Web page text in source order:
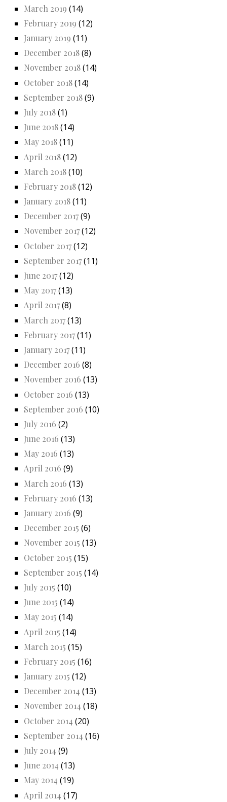
March 2019 (14)
February 2019 (12)
January 2019 (11)
December 2018(8)
November 2018(14)
October 2018(14)
September 2018(9)
July 2018(1)
June 2018(14)
May 2018(11)
April 2018(12)
March 2018(10)
February 2018(12)
January 2018(11)
December 2017(9)
November 2017(12)
October 2017(12)
September 2017(11)
June 2017(12)
May 2017(13)
April 2017(8)
March 2017(13)
February 2017(11)
January 2017(11)
December 2016 (8)
November 2016 (13)
October 2016 (13)
September 2016 (10)
July 2016 (2)
June 2016 (13)
May 2016 (13)
April 2016 (9)
March 2016 (13)
February 2016 (13)
January 2016 (9)
December 2015 (6)
November 2015 (13)
October 2015 (15)
September 2015 (14)
July 2015 (10)
June 2015 (14)
May 2015 (14)
April 2015 (14)
March 2015 (15)
February 2015 (16)
January 2015 (12)
December 2014 (13)
November 2014 (18)
October 2014 (20)
September 2014 (16)
July 2014 (9)
June 2014 (13)
May 2014 (19)
April 2014 (17)